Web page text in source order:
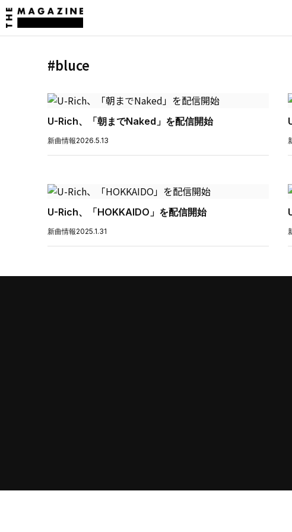
#bluce
U-Rich、「朝までNaked」を配信開始
新曲情報2026.5.13
U-Rich、「HOKKAIDO」を配信開始
新曲情報2025.1.31